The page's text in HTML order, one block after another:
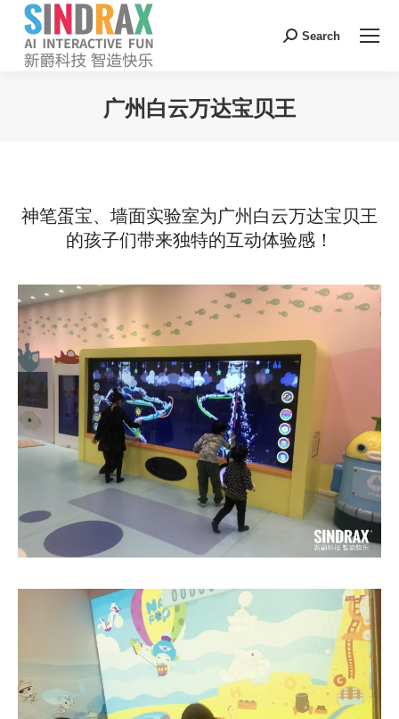
Search:
Search
广州白云万达宝贝王
神笔蛋宝、墙面实验室为广州白云万达宝贝王
的孩子们带来独特的互动体验感！